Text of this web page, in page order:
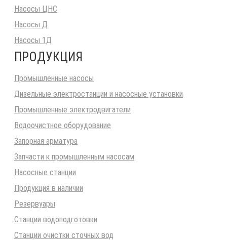
Насосы ЦНС
Насосы Д
Насосы 1Д
ПРОДУКЦИЯ
Промышленные насосы
Дизельные электростанции и насосные установки
Промышленные электродвигатели
Водоочистное оборудование
Запорная арматура
Запчасти к промышленным насосам
Насосные станции
Продукция в наличии
Резервуары
Станции водоподготовки
Станции очистки сточных вод